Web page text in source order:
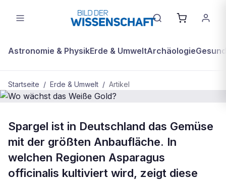
Astronomie & PhysikErde & UmweltArchäologie
Startseite / Erde & Umwelt / Artikel
Wo wächst das Weiße Gold?
Spargel ist in Deutschland das Gemüse
mit der größten Anbaufläche. In
welchen Regionen Asparagus
officinalis kultiviert wird, zeigt diese